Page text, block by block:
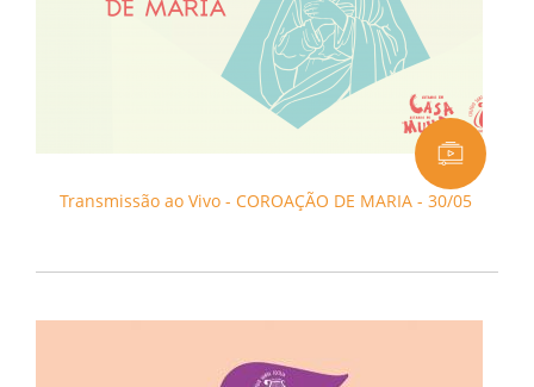
Transmissão ao Vivo - COROAÇÃO DE MARIA - 30/05